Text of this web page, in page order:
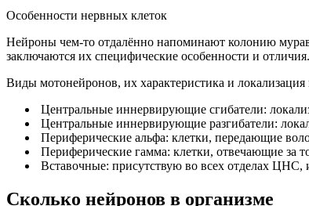
Особенности нервных клеток
Нейроны чем-то отдалённо напоминают колонию
заключаются их специфические особенности и отличия.
Виды мотонейронов, их характеристика и локализация
Центральные иннервирующие сгибатели:
Центральные иннервирующие разгибатели:
Периферические альфа: клетки, передающие
Периферические гамма: клетки, отвечающие за
Вставочные: присутствую во всех отделах
Сколько нейронов в организме